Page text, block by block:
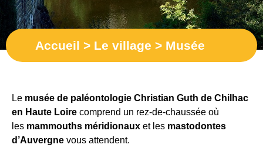
Accueil > Le village > Musée
Le musée de paléontologie Christian Guth de Chilhac
en Haute Loire comprend un rez-de-chaussée où
les mammouths méridionaux et les mastodontes
d’Auvergne vous attendent.